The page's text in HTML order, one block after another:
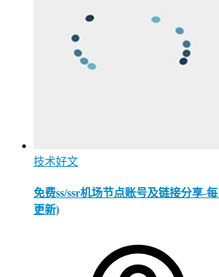
技术好文
免费ss/ssr机场节点账号及链接分享-
更新)